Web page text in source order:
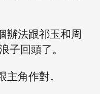
辦法跟祁玉和周
子回頭了。
角作對。